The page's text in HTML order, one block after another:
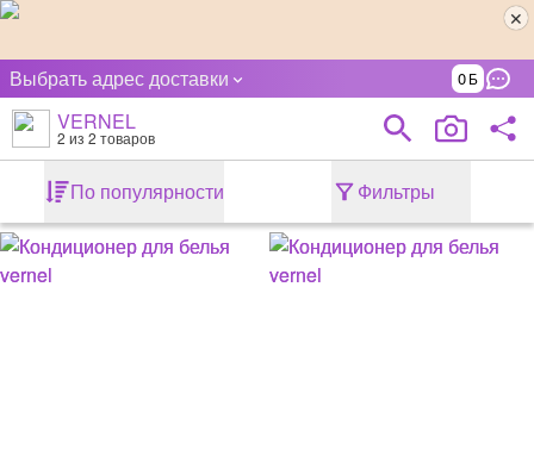
Выбрать адрес доставки 0
VERNEL
2 из 2 товаров
По популярности Фильтры